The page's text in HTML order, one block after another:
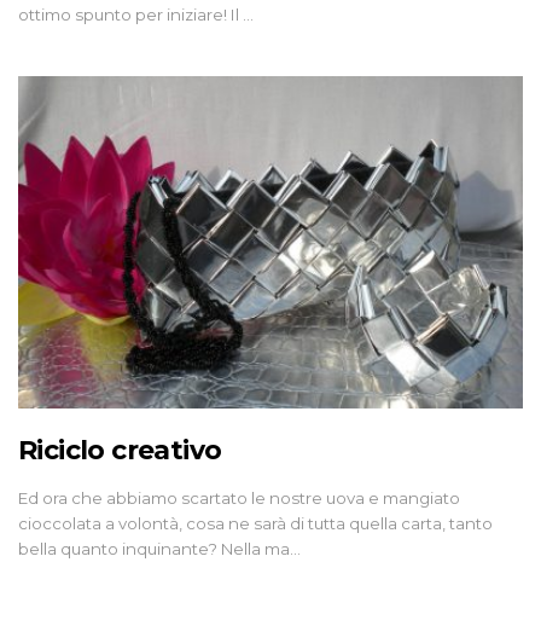
ottimo spunto per iniziare! Il …
Riciclo creativo
Ed ora che abbiamo scartato le nostre uova e mangiato
cioccolata a volontà, cosa ne sarà di tutta quella carta, tanto
bella quanto inquinante? Nella ma…